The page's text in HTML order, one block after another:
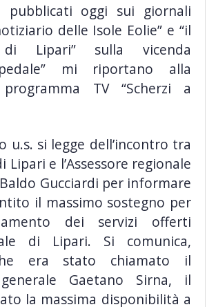
pubblicati oggi sui giornali
delle Isole Eolie” e “il
di Lipari” sulla vicenda
mi riportano alla
TV “Scherzi a
u.s. si legge dell’incontro tra
Lipari e l’Assessore regionale
Gucciardi per informare
il massimo sostegno per
dei servizi offerti
di Lipari. Si comunica,
era stato chiamato il
Gaetano Sirna, il
la massima disponibilità a